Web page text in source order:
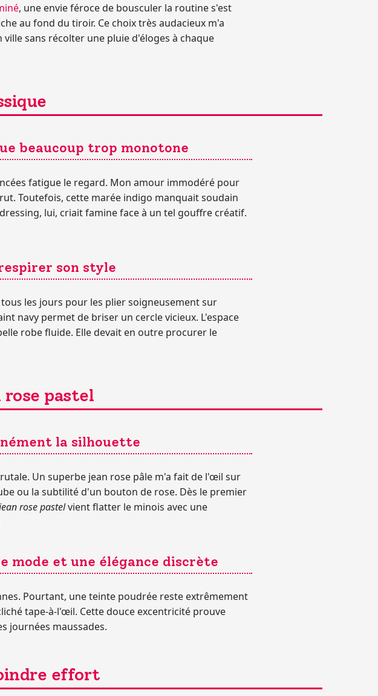
, une envie féroce de bousculer la routine s'est
au fond du tiroir. Ce choix très audacieux m'a
sans récolter une pluie d'éloges à chaque
beaucoup trop monotone
fatigue le regard. Mon amour immodéré pour
Toutefois, cette marée indigo manquait soudain
lui, criait famine face à un tel gouffre créatif.
son style
les jours pour les plier soigneusement sur
navy permet de briser un cercle vicieux. L'espace
robe fluide. Elle devait en outre procurer le
pastel
la silhouette
Un superbe jean rose pâle m'a fait de l'œil sur
ou la subtilité d'un bouton de rose. Dès le premier
rose pastelvient flatter le minois avec une
mode et une élégance discrète
Pourtant, une teinte poudrée reste extrêmement
tape-à-l'œil. Cette douce excentricité prouve
journées maussades.
effort